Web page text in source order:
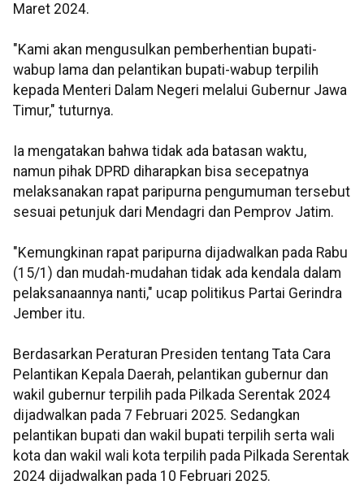
Maret 2024.
"Kami akan mengusulkan pemberhentian bupati-
wabup lama dan pelantikan bupati-wabup terpilih
kepada Menteri Dalam Negeri melalui Gubernur Jawa
Timur," tuturnya.
Ia mengatakan bahwa tidak ada batasan waktu,
namun pihak DPRD diharapkan bisa secepatnya
melaksanakan rapat paripurna pengumuman tersebut
sesuai petunjuk dari Mendagri dan Pemprov Jatim.
"Kemungkinan rapat paripurna dijadwalkan pada Rabu
(15/1) dan mudah-mudahan tidak ada kendala dalam
pelaksanaannya nanti," ucap politikus Partai Gerindra
Jember itu.
Berdasarkan Peraturan Presiden tentang Tata Cara
Pelantikan Kepala Daerah, pelantikan gubernur dan
wakil gubernur terpilih pada Pilkada Serentak 2024
dijadwalkan pada 7 Februari 2025. Sedangkan
pelantikan bupati dan wakil bupati terpilih serta wali
kota dan wakil wali kota terpilih pada Pilkada Serentak
2024 dijadwalkan pada 10 Februari 2025.